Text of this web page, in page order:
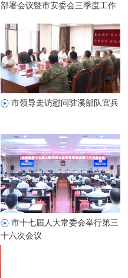
部署会议暨市安委会三季度工作
市领导走访慰问驻溪部队官兵
市十七届人大常委会举行第三
十六次会议